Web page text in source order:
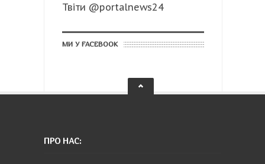
Твіти @portalnews24
МИ У FACEBOOK
ПРО НАС: